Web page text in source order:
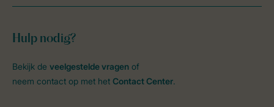
Hulp nodig?
Bekijk de veelgestelde vragen of
neem contact op met het Contact Center.